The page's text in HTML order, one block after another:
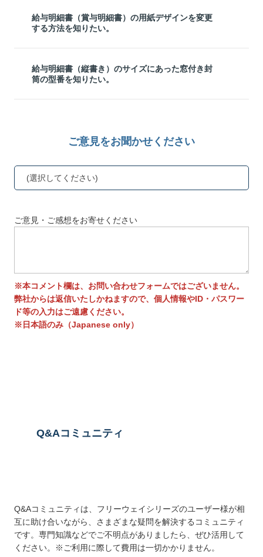
給与明細書（賞与明細書）の用紙デザインを変更
する方法を知りたい。
給与明細書（縦書き）のサイズにあった窓付き封
筒の型番を知りたい。
ご意見をお聞かせください
(選択してください)
ご意見・ご感想をお寄せください
※本コメント欄は、お問い合わせフォームではございません。
弊社からは返信いたしかねますので、個人情報やID・パスワー
ド等の入力はご遠慮ください。
※日本語のみ（Japanese only）
Q&Aコミュニティ
Q&Aコミュニティは、フリーウェイシリーズのユーザー様が相
互に助け合いながら、さまざまな疑問を解決するコミュニティ
です。専門知識などでご不明点がありましたら、ぜひ活用して
ください。※ご利用に際して費用は一切かかりません。